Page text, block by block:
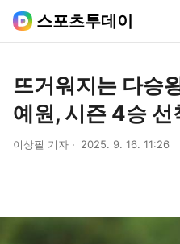
스포츠투데이
뜨거워지는 다승
예원, 시즌 4승 선
이상필 기자 2025. 9. 16. 11:26